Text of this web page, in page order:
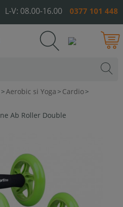
L-V: 08.00-16.00 0377 101 448
>Aerobic si Yoga > Cardio>
Ab Roller Double